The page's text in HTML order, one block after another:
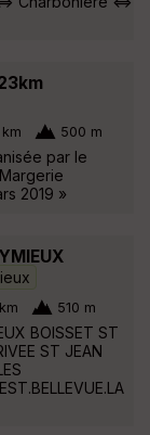
km 500 m
par le
2019 »
km 510 m
BOISSET ST
ST JEAN